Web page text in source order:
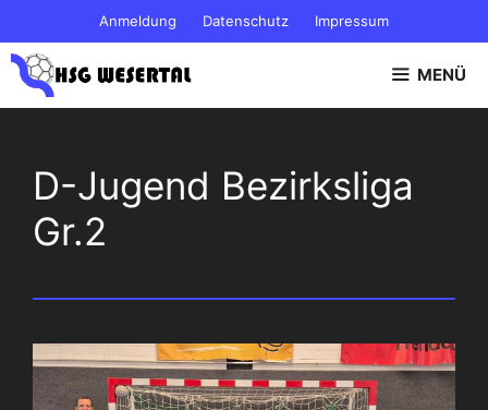
Inhalt
springen
Anmeldung Datenschutz Impressum
MENÜ
D-Jugend Bezirksliga
Gr.2